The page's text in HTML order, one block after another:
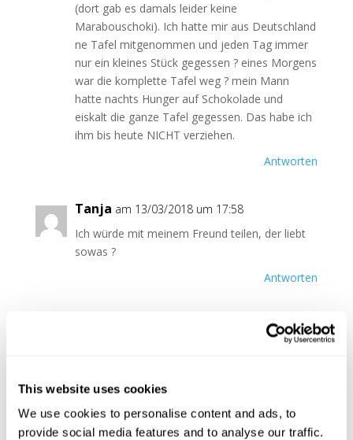
This website uses cookies
We use cookies to personalise content and ads, to
provide social media features and to analyse our traffic.
(dort gab es damals leider keine
Marabouschoki). Ich hatte mir aus Deutschland
ne Tafel mitgenommen und jeden Tag immer
nur ein kleines Stück gegessen ? eines Morgens
war die komplette Tafel weg ? mein Mann
hatte nachts Hunger auf Schokolade und
eiskalt die ganze Tafel gegessen. Das habe ich
ihm bis heute NICHT verziehen.
Antworten
Tanja am 13/03/2018 um 17:58
Ich würde mit meinem Freund teilen, der liebt
sowas ?
Antworten
am 13/03/2018 um 17:58
süßes klappt es mit arbeiten einfach nicht 😀
Antworten